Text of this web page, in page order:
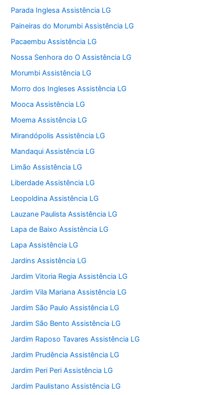
Parada Inglesa Assistência LG
Paineiras do Morumbi Assistência LG
Pacaembu Assistência LG
Nossa Senhora do O Assistência LG
Morumbi Assistência LG
Morro dos Ingleses Assistência LG
Mooca Assistência LG
Moema Assistência LG
Mirandópolis Assistência LG
Mandaqui Assistência LG
Limão Assistência LG
Liberdade Assistência LG
Leopoldina Assistência LG
Lauzane Paulista Assistência LG
Lapa de Baixo Assistência LG
Lapa Assistência LG
Jardins Assistência LG
Jardim Vitoria Regia Assistência LG
Jardim Vila Mariana Assistência LG
Jardim São Paulo Assistência LG
Jardim São Bento Assistência LG
Jardim Raposo Tavares Assistência LG
Jardim Prudência Assistência LG
Jardim Peri Peri Assistência LG
Jardim Paulistano Assistência LG